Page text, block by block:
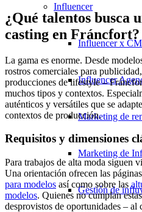
Influencer
Influencer x CM
Influencer
Marketing de
Marketing de
Gestión de
¿Qué talentos busca
casting en Fráncfort?
La gama es enorme. Desde
rostros comerciales para
producciones de lifestyle –
muchos tipos y contextos.
auténticos y versátiles que se
contextos de producción.
Requisitos y dimensiones
Para trabajos de alta moda siguen
Una orientación ofrecen las
para modelos así como sobre las
modelos. Quienes no cumplan
desprovistos de oportunidades – al